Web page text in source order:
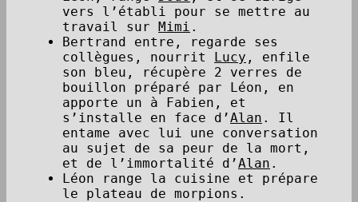
vers l’établi pour se mettre au
travail sur Mimi .
Bertrand entre, regarde ses
collègues, nourrit Lucy , enfile
son bleu, récupère 2 verres de
bouillon préparé par Léon, en
apporte un à Fabien, et
s’installe en face d’Alan . Il
entame avec lui une conversation
au sujet de sa peur de la mort,
et de l’immortalité d’Alan .
Léon range la cuisine et prépare
le plateau de morpions.